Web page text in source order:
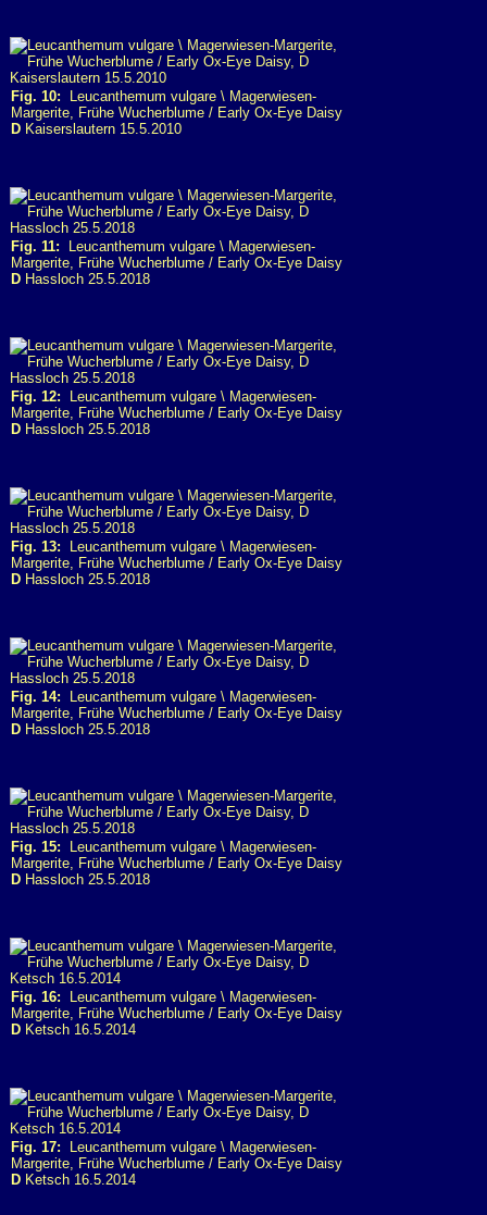
Fig. 10: Leucanthemum vulgare \ Magerwiesen-
Margerite, Frühe Wucherblume / Early Ox-Eye Daisy
D Kaiserslautern 15.5.2010
Fig. 11: Leucanthemum vulgare \ Magerwiesen-
Margerite, Frühe Wucherblume / Early Ox-Eye Daisy
D Hassloch 25.5.2018
Fig. 12: Leucanthemum vulgare \ Magerwiesen-
Margerite, Frühe Wucherblume / Early Ox-Eye Daisy
D Hassloch 25.5.2018
Fig. 13: Leucanthemum vulgare \ Magerwiesen-
Margerite, Frühe Wucherblume / Early Ox-Eye Daisy
D Hassloch 25.5.2018
Fig. 14: Leucanthemum vulgare \ Magerwiesen-
Margerite, Frühe Wucherblume / Early Ox-Eye Daisy
D Hassloch 25.5.2018
Fig. 15: Leucanthemum vulgare \ Magerwiesen-
Margerite, Frühe Wucherblume / Early Ox-Eye Daisy
D Hassloch 25.5.2018
Fig. 16: Leucanthemum vulgare \ Magerwiesen-
Margerite, Frühe Wucherblume / Early Ox-Eye Daisy
D Ketsch 16.5.2014
Fig. 17: Leucanthemum vulgare \ Magerwiesen-
Margerite, Frühe Wucherblume / Early Ox-Eye Daisy
D Ketsch 16.5.2014